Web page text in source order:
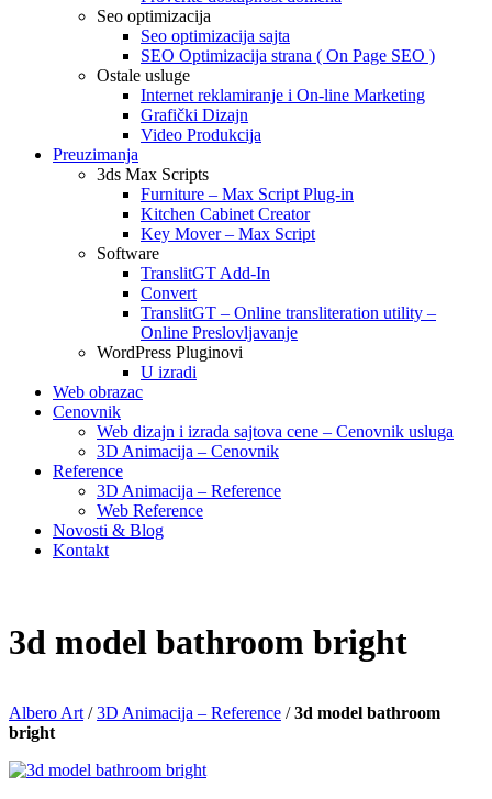
Seo optimizacija
Seo optimizacija sajta
SEO Optimizacija strana ( On Page SEO )
Ostale usluge
Internet reklamiranje i On-line Marketing
Grafički Dizajn
Video Produkcija
Preuzimanja
3ds Max Scripts
Furniture – Max Script Plug-in
Kitchen Cabinet Creator
Key Mover – Max Script
Software
TranslitGT Add-In
Convert
TranslitGT – Online transliteration utility –
Online Preslovljavanje
WordPress Pluginovi
U izradi
Web obrazac
Cenovnik
Web dizajn i izrada sajtova cene – Cenovnik usluga
3D Animacija – Cenovnik
Reference
3D Animacija – Reference
Web Reference
Novosti & Blog
Kontakt
3d model bathroom bright
Albero Art /3D Animacija – Reference /3d model bathroom
bright